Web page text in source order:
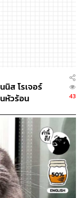
PODCAST
ส โรเจอร์
หัวร้อน
43